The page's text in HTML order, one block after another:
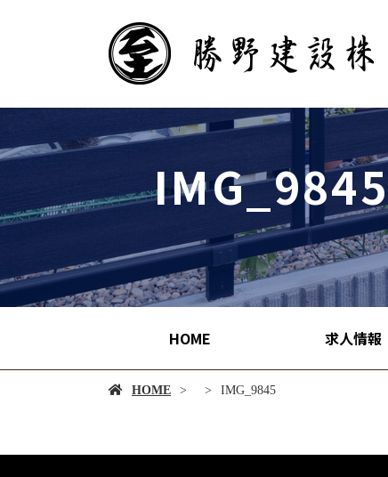
IMG_9845
HOME 求人情報
HOME IMG_9845